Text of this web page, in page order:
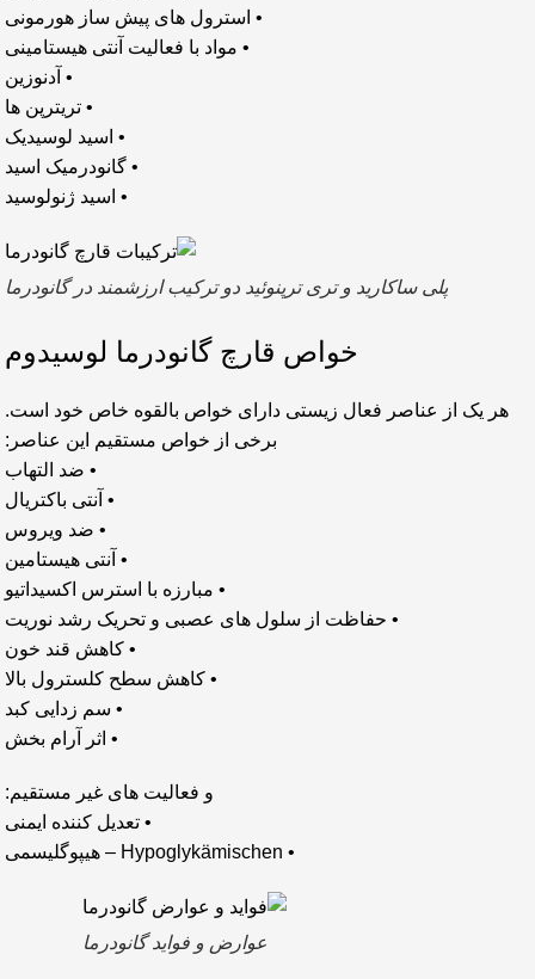
• استرول های پیش ساز هورمونی
• مواد با فعالیت آنتی هیستامینی
• آدنوزین
• تریترپن ها
• اسید لوسیدیک
• گانودرمیک اسید
• اسید ژنولوسید
پلی ساکارید و تری ترپنوئید دو ترکیب ارزشمند در گانودرما
خواص قارچ گانودرما لوسیدوم
هر یک از عناصر فعال زیستی دارای خواص بالقوه خاص خود است.
برخی از خواص مستقیم این عناصر:
• ضد التهاب
• آنتی باکتریال
• ضد ویروس
• آنتی هیستامین
• مبارزه با استرس اکسیداتیو
• حفاظت از سلول های عصبی و تحریک رشد نوریت
• کاهش قند خون
• کاهش سطح کلسترول بالا
• سم زدایی کبد
• اثر آرام بخش
و فعالیت های غیر مستقیم:
• تعدیل کننده ایمنی
• Hypoglykämischen – هیپوگلیسمی
عوارض و فواید گانودرما